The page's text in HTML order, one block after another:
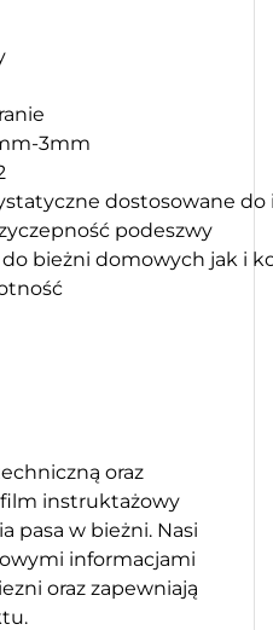
3mm
dostosowane
podeszwy
bieżni domowych jak i
oraz
film instruktażowy
pasa w bieżni. Nasi
informacjami
oraz zapewniają